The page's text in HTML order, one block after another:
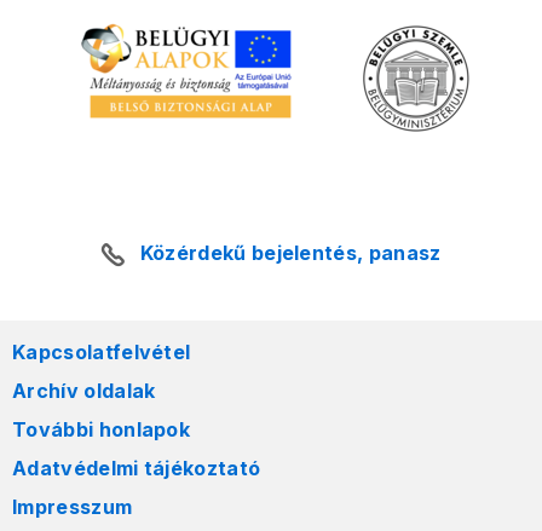
Közérdekű bejelentés, panasz
Kapcsolatfelvétel
Archív oldalak
További honlapok
Adatvédelmi tájékoztató
Impresszum